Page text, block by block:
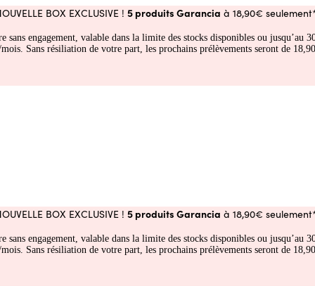
BOX EXCLUSIVE ! 5 produits Garancia à 18,90€
engagement, valable dans la limite des stocks disponibles ou jusqu’au
Sans résiliation de votre part, les prochains prélèvements seront de
BOX EXCLUSIVE ! 5 produits Garancia à 18,90€
engagement, valable dans la limite des stocks disponibles ou jusqu’au
Sans résiliation de votre part, les prochains prélèvements seront de